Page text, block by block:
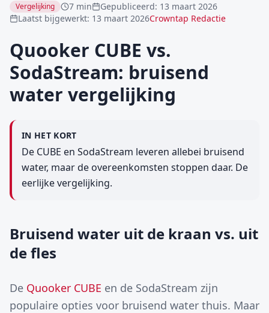
Vergelijking 7 min Gepubliceerd: 13 maart 2026
Laatst bijgewerkt: 13 maart 2026Crowntap Redactie
Quooker CUBE vs.
SodaStream: bruisend
water vergelijking
IN HET KORT
De CUBE en SodaStream leveren allebei bruisend
water, maar de overeenkomsten stoppen daar. De
eerlijke vergelijking.
Bruisend water uit de kraan vs. uit
de fles
De Quooker CUBE en de SodaStream zijn
populaire opties voor bruisend water thuis. Maar